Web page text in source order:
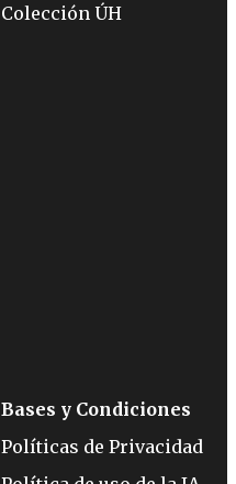
Colección ÚH
Bases y Condiciones
Políticas de Privacidad